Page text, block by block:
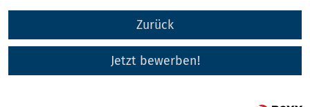
Zurück
Jetzt bewerben!